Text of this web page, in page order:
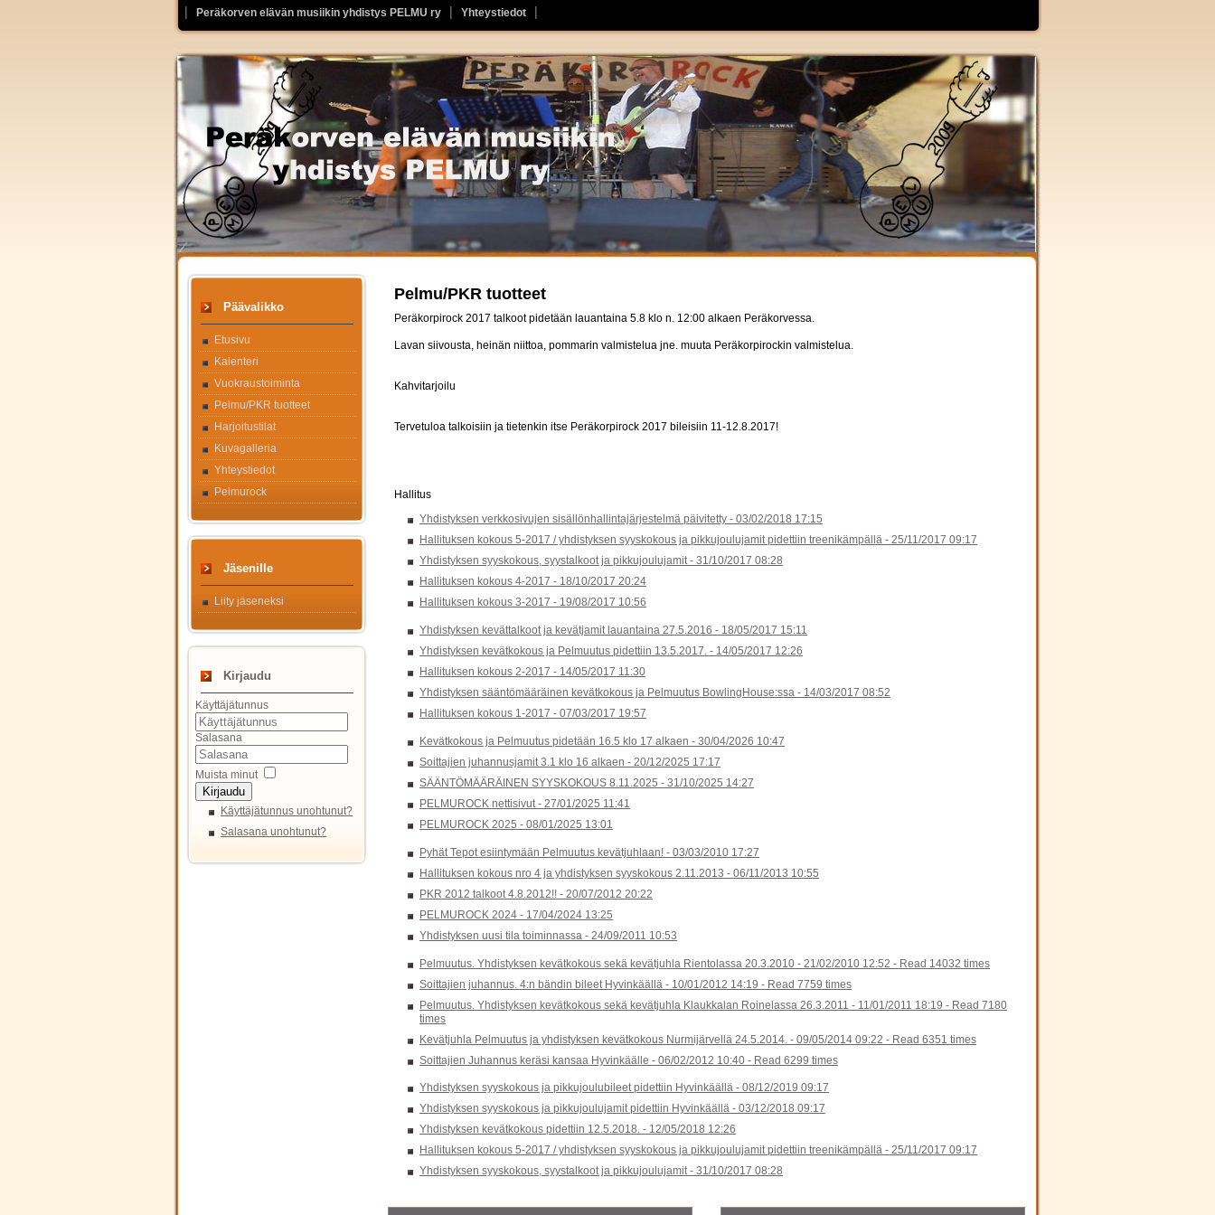
Peräkorven elävän musiikin yhdistys PELMU ry Yhteystiedot
Päävalikko
Etusivu
Kalenteri
Vuokraustoiminta
Pelmu/PKR tuotteet
Harjoitustilat
Kuvagalleria
Yhteystiedot
Pelmurock
Jäsenille
Liity jäseneksi
Kirjaudu
Käyttäjätunnus
Salasana
Muista minut
Kirjaudu
Käyttäjätunnus unohtunut?
Salasana unohtunut?
Pelmu/PKR tuotteet
Peräkorpirock 2017 talkoot pidetään lauantaina 5.8 klo n. 12:00 alkaen Peräkorvessa.
Lavan siivousta, heinän niittoa, pommarin valmistelua jne. muuta Peräkorpirockin valmistelua.
Kahvitarjoilu
Tervetuloa talkoisiin ja tietenkin itse Peräkorpirock 2017 bileisiin 11-12.8.2017!
Hallitus
Yhdistyksen verkkosivujen sisällönhallintajärjestelmä päivitetty - 03/02/2018 17:15
Hallituksen kokous 5-2017 / yhdistyksen syyskokous ja pikkujoulujamit pidettiin treenikämpällä - 25/11/2017 09:17
Yhdistyksen syyskokous, syystalkoot ja pikkujoulujamit - 31/10/2017 08:28
Hallituksen kokous 4-2017 - 18/10/2017 20:24
Hallituksen kokous 3-2017 - 19/08/2017 10:56
Yhdistyksen kevättalkoot ja kevätjamit lauantaina 27.5.2016 - 18/05/2017 15:11
Yhdistyksen kevätkokous ja Pelmuutus pidettiin 13.5.2017. - 14/05/2017 12:26
Hallituksen kokous 2-2017 - 14/05/2017 11:30
Yhdistyksen sääntömääräinen kevätkokous ja Pelmuutus BowlingHouse:ssa - 14/03/2017 08:52
Hallituksen kokous 1-2017 - 07/03/2017 19:57
Kevätkokous ja Pelmuutus pidetään 16.5 klo 17 alkaen - 30/04/2026 10:47
Soittajien juhannusjamit 3.1 klo 16 alkaen - 20/12/2025 17:17
SÄÄNTÖMÄÄRÄINEN SYYSKOKOUS 8.11.2025 - 31/10/2025 14:27
PELMUROCK nettisivut - 27/01/2025 11:41
PELMUROCK 2025 - 08/01/2025 13:01
Pyhät Tepot esiintymään Pelmuutus kevätjuhlaan! - 03/03/2010 17:27
Hallituksen kokous nro 4 ja yhdistyksen syyskokous 2.11.2013 - 06/11/2013 10:55
PKR 2012 talkoot 4.8.2012!! - 20/07/2012 20:22
PELMUROCK 2024 - 17/04/2024 13:25
Yhdistyksen uusi tila toiminnassa - 24/09/2011 10:53
Pelmuutus. Yhdistyksen kevätkokous sekä kevätjuhla Rientolassa 20.3.2010 - 21/02/2010 12:52 - Read 14032 times
Soittajien juhannus. 4:n bändin bileet Hyvinkäällä - 10/01/2012 14:19 - Read 7759 times
Pelmuutus. Yhdistyksen kevätkokous sekä kevätjuhla Klaukkalan Roinelassa 26.3.2011 - 11/01/2011 18:19 - Read 7180
times
Kevätjuhla Pelmuutus ja yhdistyksen kevätkokous Nurmijärvellä 24.5.2014. - 09/05/2014 09:22 - Read 6351 times
Soittajien Juhannus keräsi kansaa Hyvinkäälle - 06/02/2012 10:40 - Read 6299 times
Yhdistyksen syyskokous ja pikkujoulubileet pidettiin Hyvinkäällä - 08/12/2019 09:17
Yhdistyksen syyskokous ja pikkujoulujamit pidettiin Hyvinkäällä - 03/12/2018 09:17
Yhdistyksen kevätkokous pidettiin 12.5.2018. - 12/05/2018 12:26
Hallituksen kokous 5-2017 / yhdistyksen syyskokous ja pikkujoulujamit pidettiin treenikämpällä - 25/11/2017 09:17
Yhdistyksen syyskokous, syystalkoot ja pikkujoulujamit - 31/10/2017 08:28